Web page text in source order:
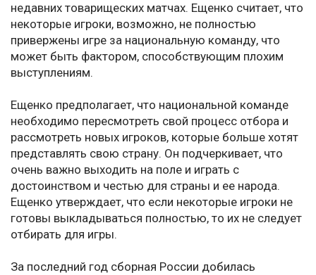
недавних товарищеских матчах. Ещенко считает, что
некоторые игроки, возможно, не полностью
привержены игре за национальную команду, что
может быть фактором, способствующим плохим
выступлениям.
Ещенко предполагает, что национальной команде
необходимо пересмотреть свой процесс отбора и
рассмотреть новых игроков, которые больше хотят
представлять свою страну. Он подчеркивает, что
очень важно выходить на поле и играть с
достоинством и честью для страны и ее народа.
Ещенко утверждает, что если некоторые игроки не
готовы выкладываться полностью, то их не следует
отбирать для игры.
За последний год сборная России добилась